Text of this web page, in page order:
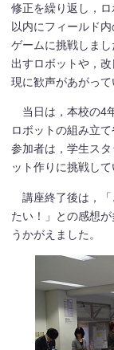
修正を繰り返し，
以内にフィールド
ゲームに挑戦しま
出すロボットや，
現に歓声があがって
当日は，本校の4
ロボットの組み立
参加者は，学生ス
ット作りに挑戦して
講座終了後は，「
たい！」との感想
うかがえました。